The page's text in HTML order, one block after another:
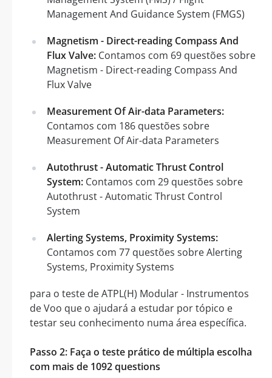
Management And Guidance System (FMGS)
Magnetism - Direct-reading Compass And
Flux Valve: Contamos com 69 questões sobre
Magnetism - Direct-reading Compass And
Flux Valve
Measurement Of Air-data Parameters:
Contamos com 186 questões sobre
Measurement Of Air-data Parameters
Autothrust - Automatic Thrust Control
System: Contamos com 29 questões sobre
Autothrust - Automatic Thrust Control
System
Alerting Systems, Proximity Systems:
Contamos com 77 questões sobre Alerting
Systems, Proximity Systems
para o teste de ATPL(H) Modular - Instrumentos
de Voo que o ajudará a estudar por tópico e
testar seu conhecimento numa área específica.
Passo 2: Faça o teste prático de múltipla escolha
com mais de 1092 questions